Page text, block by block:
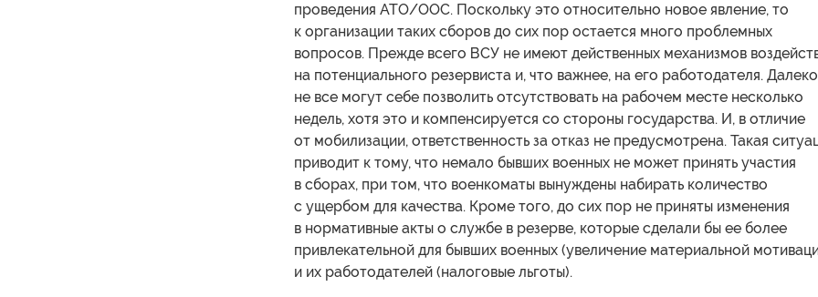
проведения АТО/ООС. Поскольку это относительно новое явление, то
к организации таких сборов до сих пор остается много проблемных
вопросов. Прежде всего ВСУ не имеют действенных механизмов
на потенциального резервиста и, что важнее, на его работодателя. Далеко
не все могут себе позволить отсутствовать на рабочем месте несколько
недель, хотя это и компенсируется со стороны государства. И, в отличие
от мобилизации, ответственность за отказ не предусмотрена. Такая
приводит к тому, что немало бывших военных не может принять участия
в сборах, при том, что военкоматы вынуждены набирать количество
с ущербом для качества. Кроме того, до сих пор не приняты изменения
в нормативные акты о службе в резерве, которые сделали бы ее более
привлекательной для бывших военных (увеличение материальной
и их работодателей (налоговые льготы).